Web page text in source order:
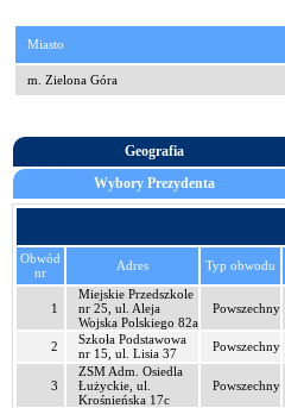
Miasto
m. Zielona Góra
Geografia
Wybory Prezydenta
Obwód
nr
Adres Typ obwodu
1
Miejskie Przedszkole
nr 25, ul. Aleja
Wojska Polskiego 82a
Powszechny
2
Szkoła Podstawowa
nr 15, ul. Lisia 37
Powszechny
3
ZSM Adm. Osiedla
Łużyckie, ul.
Krośnieńska 17c
Powszechny